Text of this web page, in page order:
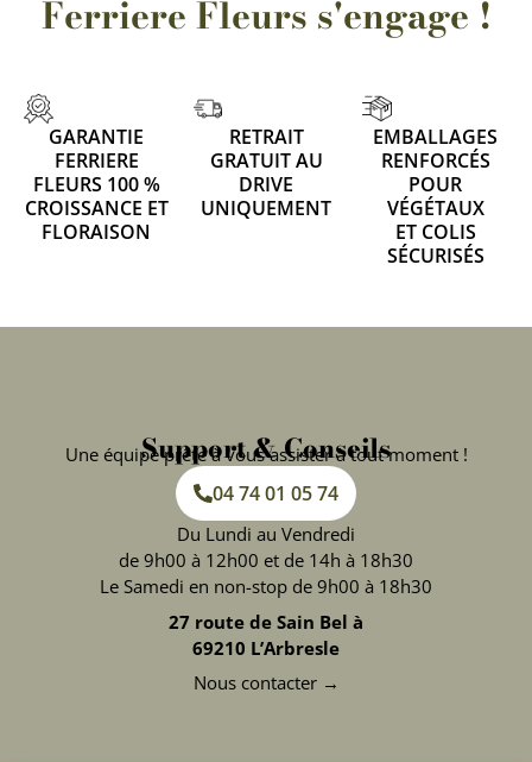
Ferriere Fleurs s'engage !
GARANTIE
FERRIERE
FLEURS 100 %
CROISSANCE ET
FLORAISON
RETRAIT
GRATUIT AU
DRIVE
UNIQUEMENT
EMBALLAGES
RENFORCÉS
POUR
VÉGÉTAUX
ET COLIS
SÉCURISÉS
Support & Conseils
Une équipe prête à vous assister à tout moment !
04 74 01 05 74
Du Lundi au Vendredi
de 9h00 à 12h00 et de 14h à 18h30
Le Samedi en non-stop de 9h00 à 18h30
27 route de Sain Bel à
69210 L’Arbresle
Nous contacter →